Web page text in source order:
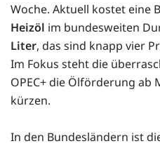
Woche. Aktuell kostet eine
Heizöl im bundesweiten
Liter, das sind knapp vier
Im Fokus steht die
OPEC+ die Ölförderung ab
kürzen.
In den Bundesländern ist